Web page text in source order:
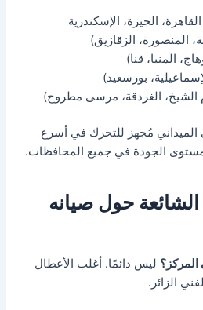
الجيزة، الإسكندرية
المنصورة، الزقازيق)
المنيا، قنا)
بورسعيد)
الشيخ، الغردقة، مرسى مطروح)
مُجهز للتحرك في أسرع
الجودة في جميع المحافظات.
الشائعة حول صيانه
ليس دائمًا. أغلب الأعطال
الزائر.